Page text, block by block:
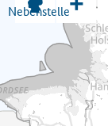
Nebenstelle